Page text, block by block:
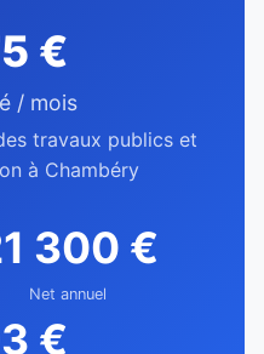
€
/ mois
travaux publics et
à Chambéry
300 €
Net annuel
€